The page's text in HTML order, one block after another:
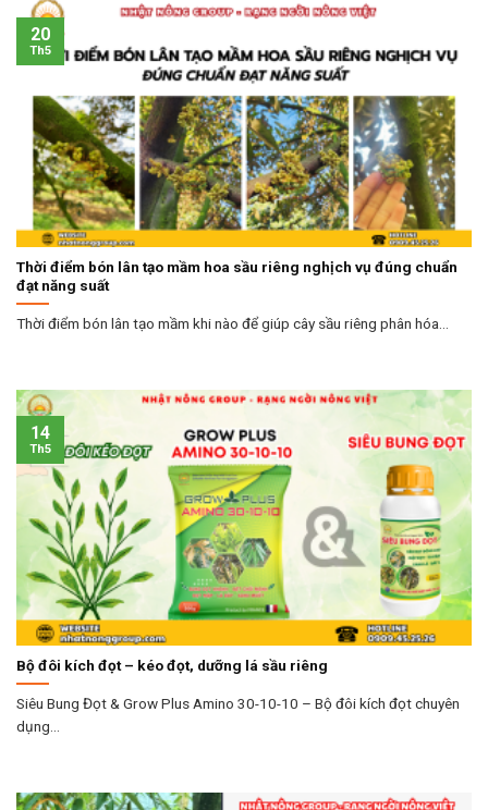
Thời điểm bón lân tạo mầm hoa sầu riêng nghịch vụ đúng chuẩn
đạt năng suất
Thời điểm bón lân tạo mầm khi nào để giúp cây sầu riêng phân hóa...
20
Th5
Bộ đôi kích đọt – kéo đọt, dưỡng lá sầu riêng
Siêu Bung Đọt & Grow Plus Amino 30-10-10 – Bộ đôi kích đọt chuyên
dụng...
14
Th5